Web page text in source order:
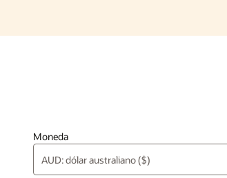
Moneda